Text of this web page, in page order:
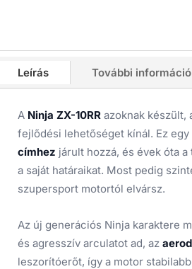
Leírás További
A Ninja ZX-10RR azoknak készült,
fejlődési lehetőséget kínál. Ez
címhez járult hozzá, és évek óta
a saját határaikat. Most pedig
szupersport motortól elvársz.
Az új generációs Ninja karaktere
és agresszív arculatot ad, az
leszorítóerőt, így a motor